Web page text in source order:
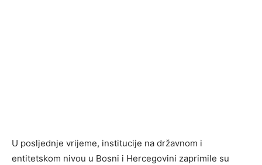
U posljednje vrijeme, institucije na državnom i
entitetskom nivou u Bosni i Hercegovini zaprimile su